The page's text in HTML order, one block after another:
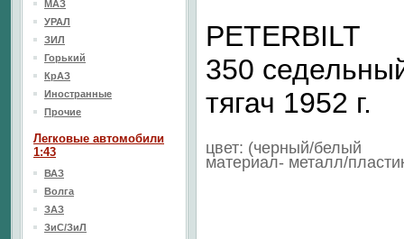
PETERBILT
350
тягач 1952 г.
цвет: (черный/белый
материал- металл/
МАЗ
УРАЛ
ЗИЛ
Горький
КрАЗ
Иностранные
Прочие
Легковые автомобили
1:43
ВАЗ
Волга
ЗАЗ
ЗиС/ЗиЛ